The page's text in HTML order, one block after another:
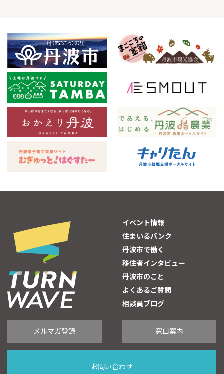
イベント情報
住まいるバンク
丹波市で働く
移住者インタビュー
丹波市のこと
よくあるご質問
相談員ブログ
メルマガ登録 窓口案内
お問い合わせ